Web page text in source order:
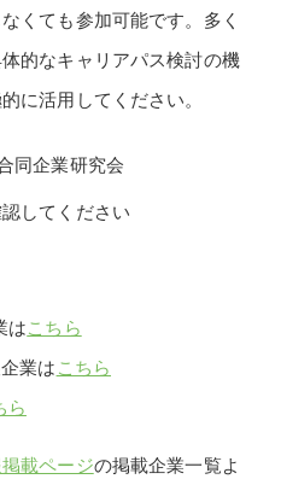
くても参加可能です。多く
的なキャリアパス検討の機
に活用してください。
企業研究会
してください
はこちら
業は こちら
ら
載ページの掲載企業一覧よ